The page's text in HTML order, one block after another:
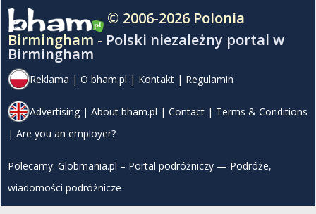
© 2006-2026 Polonia
Birmingham - Polski niezależny portal w
Birmingham
Reklama | O bham.pl | Kontakt | Regulamin
Advertising | About bham.pl | Contact | Terms & Conditions
| Are you an employer?
Polecamy: Globmania.pl – Portal podróżniczy — Podróże,
wiadomości podróżnicze